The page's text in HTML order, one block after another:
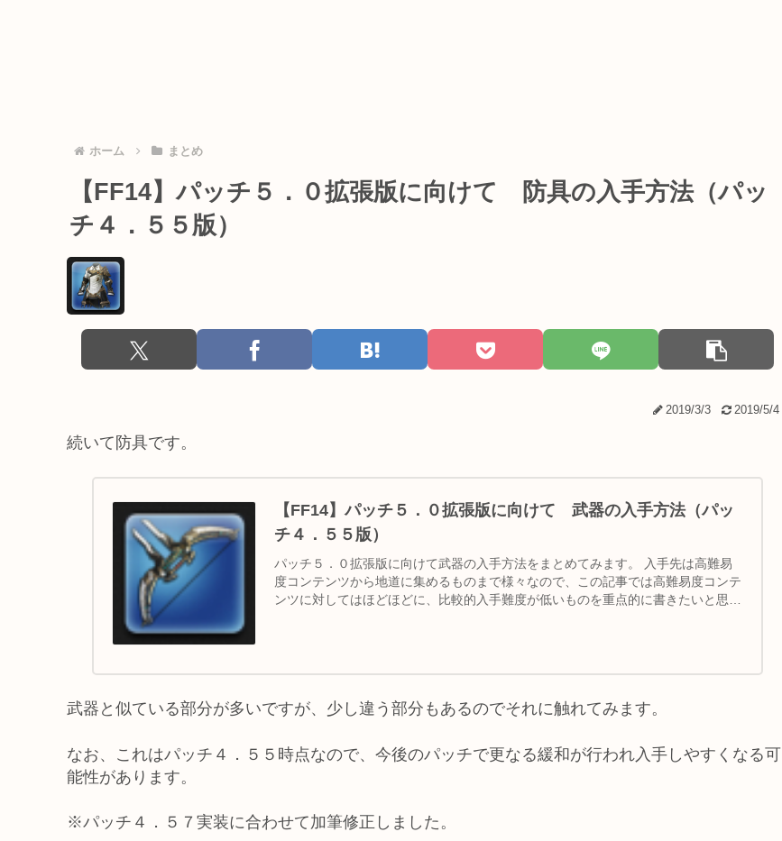
ホーム まとめ
【FF14】パッチ５．０拡張版に向けて 防具の入手方法（パッ
チ４．５５版）
2019/3/3 2019/5/4
続いて防具です。
【FF14】パッチ５．０拡張版に向けて 武器の入手方法（パッ
チ４．５５版）
パッチ５．０拡張版に向けて武器の入手方法をまとめてみます。 入手先は高難易
度コンテンツから地道に集めるものまで様々なので、この記事では高難易度コンテ
ンツに対してはほどほどに、比較的入手難度が低いものを重点的に書きたいと思い
武器と似ている部分が多いですが、少し違う部分もあるのでそれに触れてみます。
なお、これはパッチ４．５５時点なので、今後のパッチで更なる緩和が行われ入手しやすくなる可
能性があります。
※パッチ４．５７実装に合わせて加筆修正しました。